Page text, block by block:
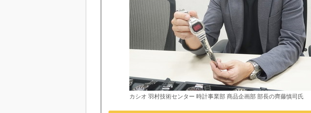
カシオ 羽村技術センター 時計事業部 商品企画部 部長の齊藤慎司氏